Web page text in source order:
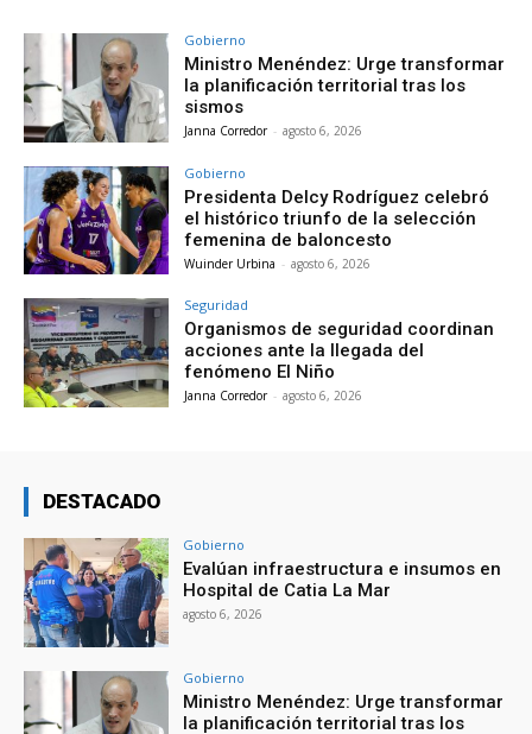
Gobierno
Ministro Menéndez: Urge transformar
la planificación territorial tras los
sismos
Janna Corredor - agosto 6, 2026
Gobierno
Presidenta Delcy Rodríguez celebró
el histórico triunfo de la selección
femenina de baloncesto
Wuinder Urbina - agosto 6, 2026
Seguridad
Organismos de seguridad coordinan
acciones ante la llegada del
fenómeno El Niño
Janna Corredor - agosto 6, 2026
DESTACADO
Gobierno
Evalúan infraestructura e insumos en
Hospital de Catia La Mar
agosto 6, 2026
Gobierno
Ministro Menéndez: Urge transformar
la planificación territorial tras los